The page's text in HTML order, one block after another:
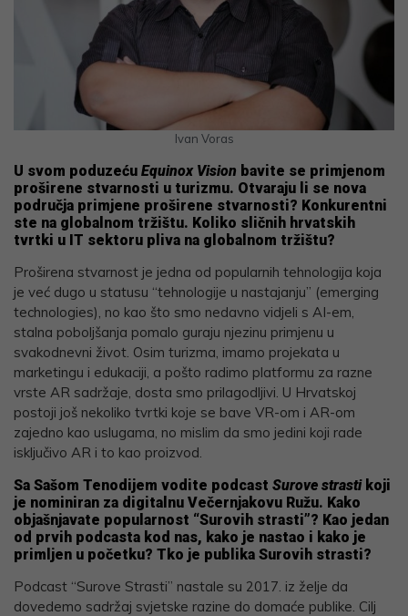
Ivan Voras
U svom poduzeću Equinox Vision bavite se primjenom
proširene stvarnosti u turizmu. Otvaraju li se nova
područja primjene proširene stvarnosti? Konkurentni
ste na globalnom tržištu. Koliko sličnih hrvatskih
tvrtki u IT sektoru pliva na globalnom tržištu?
Proširena stvarnost je jedna od popularnih tehnologija koja
je već dugo u statusu “tehnologije u nastajanju” (emerging
technologies), no kao što smo nedavno vidjeli s AI-em,
stalna poboljšanja pomalo guraju njezinu primjenu u
svakodnevni život. Osim turizma, imamo projekata u
marketingu i edukaciji, a pošto radimo platformu za razne
vrste AR sadržaje, dosta smo prilagodljivi. U Hrvatskoj
postoji još nekoliko tvrtki koje se bave VR-om i AR-om
zajedno kao uslugama, no mislim da smo jedini koji rade
isključivo AR i to kao proizvod.
Sa Sašom Tenodijem vodite podcast Surove strastikoji
je nominiran za digitalnu Večernjakovu Ružu. Kako
objašnjavate popularnost “Surovih strasti”? Kao jedan
od prvih podcasta kod nas, kako je nastao i kako je
primljen u početku? Tko je publika Surovih strasti?
Podcast “Surove Strasti” nastale su 2017. iz želje da
dovedemo sadržaj svjetske razine do domaće publike. Cilj